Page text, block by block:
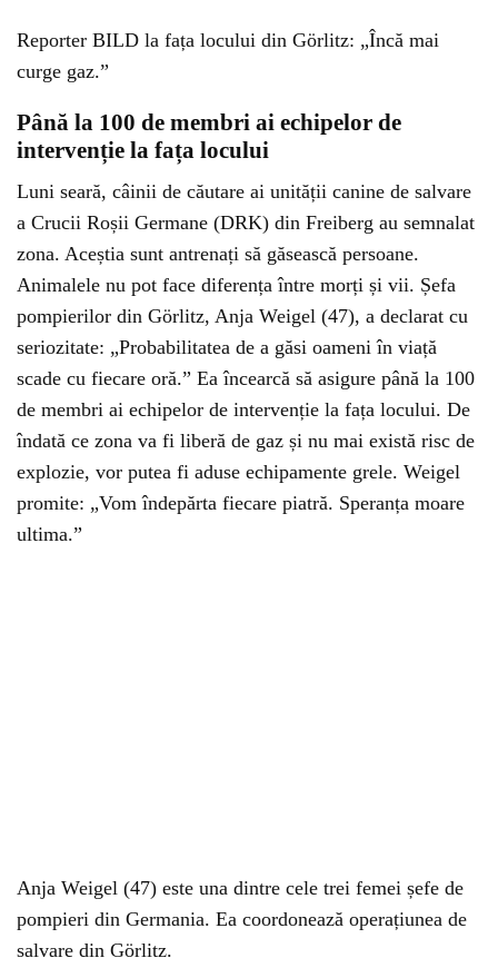
Reporter BILD la fața locului din Görlitz: „Încă mai
curge gaz.”
Până la 100 de membri ai echipelor de
intervenție la fața locului
Luni seară, câinii de căutare ai unității canine de salvare
a Crucii Roșii Germane (DRK) din Freiberg au semnalat
zona. Aceștia sunt antrenați să găsească persoane.
Animalele nu pot face diferența între morți și vii. Șefa
pompierilor din Görlitz, Anja Weigel (47), a declarat cu
seriozitate: „Probabilitatea de a găsi oameni în viață
scade cu fiecare oră.” Ea încearcă să asigure până la 100
de membri ai echipelor de intervenție la fața locului. De
îndată ce zona va fi liberă de gaz și nu mai există risc de
explozie, vor putea fi aduse echipamente grele. Weigel
promite: „Vom îndepărta fiecare piatră. Speranța moare
ultima.”
Anja Weigel (47) este una dintre cele trei femei șefe de
pompieri din Germania. Ea coordonează operațiunea de
salvare din Görlitz.